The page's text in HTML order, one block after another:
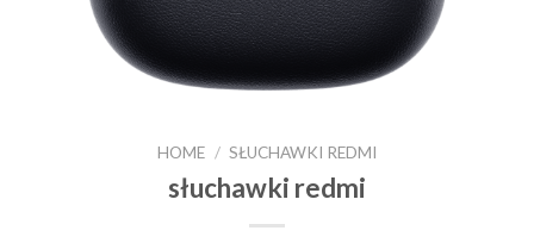
HOME / SŁUCHAWKI REDMI
słuchawki redmi